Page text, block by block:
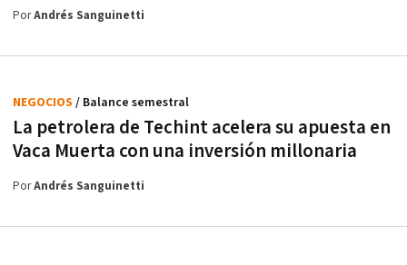
PorAndrés Sanguinetti
La petrolera de Techint acelera su apuesta en
Vaca Muerta con una inversión millonaria
NEGOCIOS / Balance semestral
PorAndrés Sanguinetti